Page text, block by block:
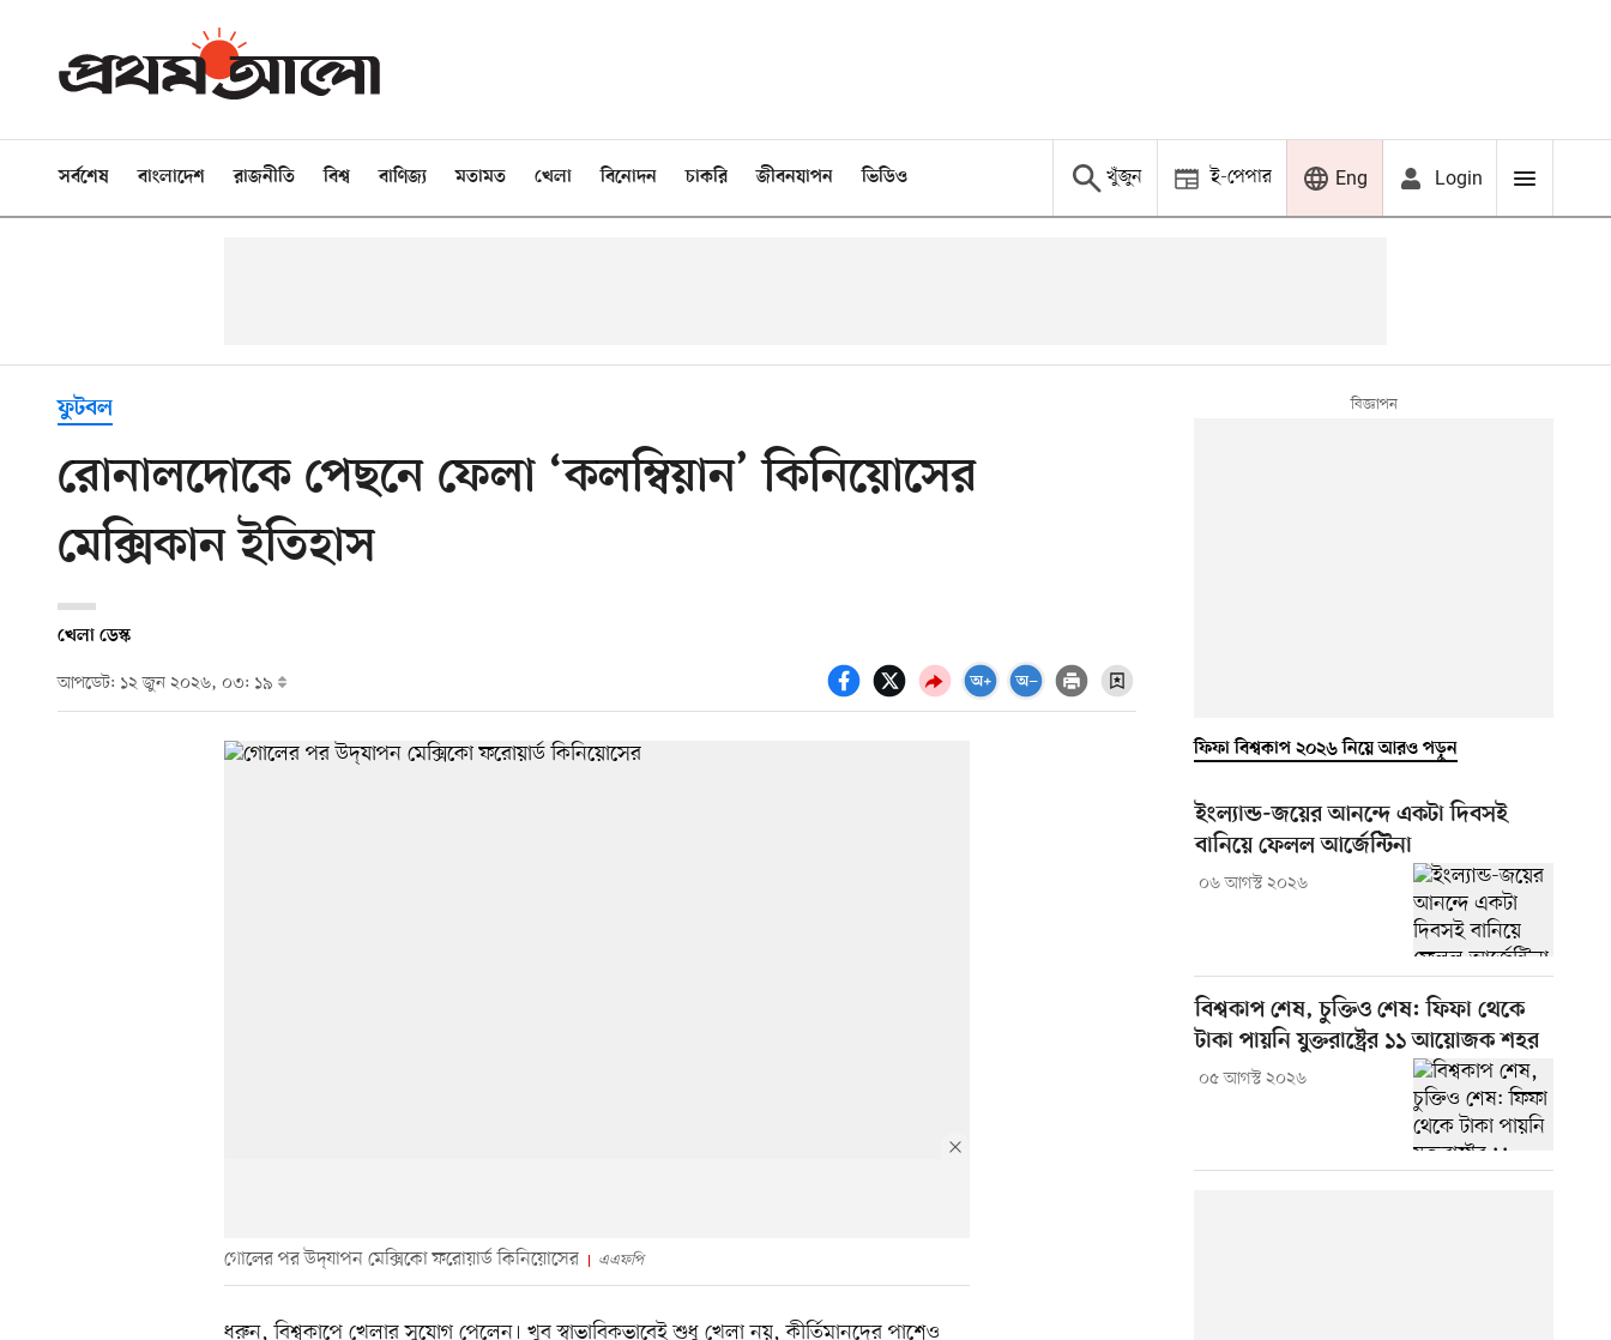
সর্বশেষ বাংলাদেশ রাজনীতি বিশ্ব বাণিজ্য মতামত খেলা বিনোদন চাকরি জীবনযাপন ভিডিও খুঁজুন ই-পেপার Eng Login
ফুটবল
রোনালদোকে পেছনে ফেলা ‘কলম্বিয়ান’ কিনিয়োসের
মেক্সিকান ইতিহাস
খেলা ডেস্ক
আপডেট: ১২ জুন ২০২৬, ০৩: ১৯
গোলের পর উদ্‌যাপন মেক্সিকো ফরোয়ার্ড কিনিয়োসের এএফপি
ধরুন, বিশ্বকাপে খেলার সুযোগ পেলেন। খুব স্বাভাবিকভাবেই শুধু খেলা নয়, কীর্তিমানদের পাশেও
ফিফা বিশ্বকাপ ২০২৬ নিয়ে আরও পড়ুন
ইংল্যান্ড-জয়ের আনন্দে একটা দিবসই
বানিয়ে ফেলল আর্জেন্টিনা
০৬ আগস্ট ২০২৬
বিশ্বকাপ শেষ, চুক্তিও শেষ: ফিফা থেকে
টাকা পায়নি যুক্তরাষ্ট্রের ১১ আয়োজক শহর
০৫ আগস্ট ২০২৬